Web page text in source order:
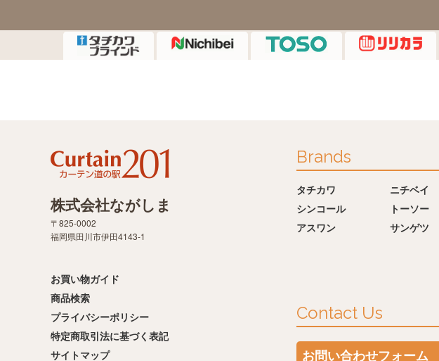
Brands
タチカワ ニチベイ
シンコール
トーソー
アスワン
サンゲツ
Contact Us
お問い合わせフォーム
株式会社ながしま
〒825-0002
福岡県田川市伊田4143-1
お買い物ガイド
商品検索
プライバシーポリシー
特定商取引法に基づく表記
サイトマップ